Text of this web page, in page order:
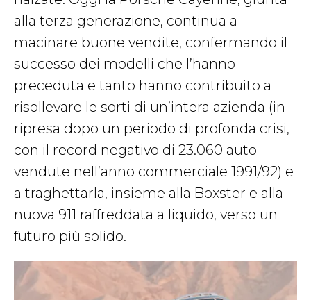
alla terza generazione, continua a
macinare buone vendite, confermando il
successo dei modelli che l’hanno
preceduta e tanto hanno contribuito a
risollevare le sorti di un’intera azienda (in
ripresa dopo un periodo di profonda crisi,
con il record negativo di 23.060 auto
vendute nell’anno commerciale 1991/92) e
a traghettarla, insieme alla Boxster e alla
nuova 911 raffreddata a liquido, verso un
futuro più solido.